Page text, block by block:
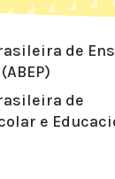
de
de
e